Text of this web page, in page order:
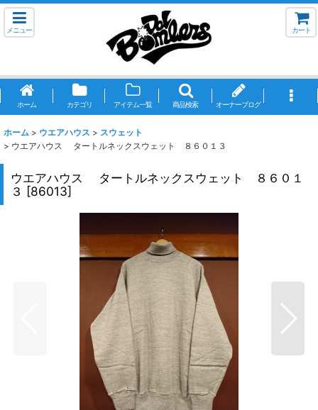
メニュー カート
ホーム カテゴリ アイテム一覧 商品検索 オーナーブログ
ホーム > ウエアハウス > スウェット
> ウエアハウス タートルネックスウェット ８６０１３
ウエアハウス タートルネックスウェット ８６０１
３ [86013]